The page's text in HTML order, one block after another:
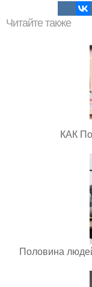
Читайте также
КАК
Половина